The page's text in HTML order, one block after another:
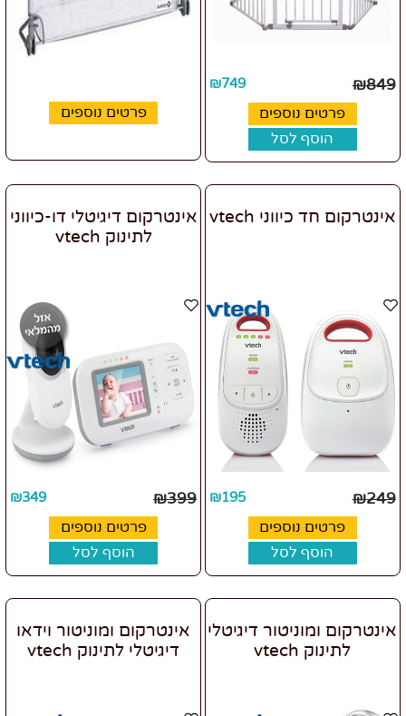
₪849
₪749
פרטים נוספים
הוסף לסל
פרטים נוספים
אינטרקום חד כיווני vtech
₪249
₪195
פרטים נוספים
הוסף לסל
אינטרקום דיגיטלי דו-כיווני
לתינוק vtech
₪399
₪349
פרטים נוספים
הוסף לסל
אינטרקום ומוניטור דיגיטלי
לתינוק vtech
אינטרקום ומוניטור וידאו
דיגיטלי לתינוק vtech